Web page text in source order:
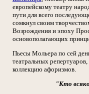
европейскому театру
пути для всего
сомкнул своим
Возрождения и эпоху
основополагающих
Пьесы Мольера по сей
театральных
коллекцию афоризмов.
"Кто